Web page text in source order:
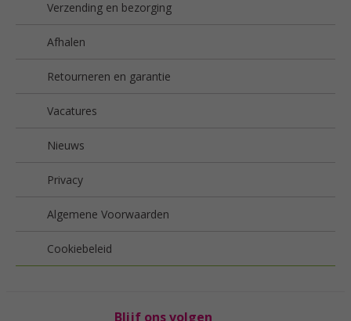
Verzending en bezorging
Afhalen
Retourneren en garantie
Vacatures
Nieuws
Privacy
Algemene Voorwaarden
Cookiebeleid
Blijf ons volgen